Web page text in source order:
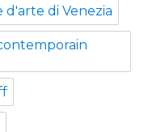
d'arte di Venezia